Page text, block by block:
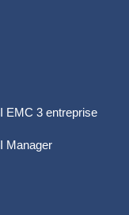
EMC 3 entreprise
Manager